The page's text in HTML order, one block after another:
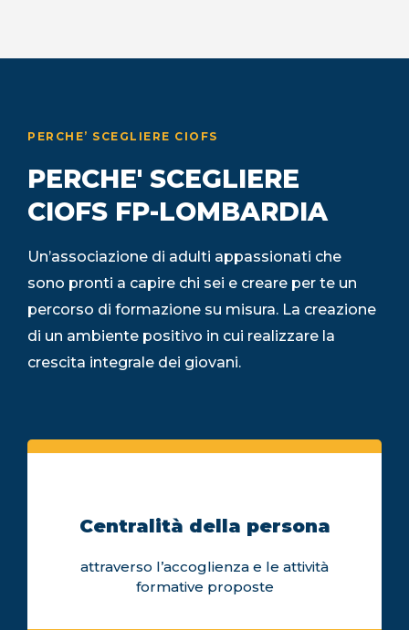
PERCHE’ SCEGLIERE CIOFS
PERCHE' SCEGLIERE
CIOFS FP-LOMBARDIA
Un’associazione di adulti appassionati che
sono pronti a capire chi sei e creare per te un
percorso di formazione su misura. La creazione
di un ambiente positivo in cui realizzare la
crescita integrale dei giovani.
Centralità della persona
attraverso l’accoglienza e le attività
formative proposte